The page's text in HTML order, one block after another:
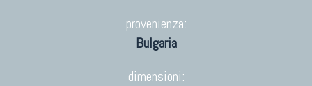
provenienza:
Bulgaria
dimensioni: